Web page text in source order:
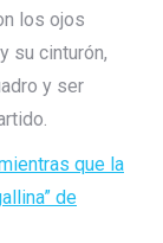
los ojos
su cinturón,
y ser
que la
de